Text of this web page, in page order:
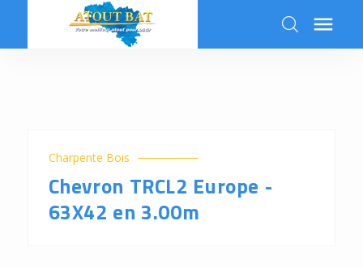
k 
Charpente Bois
Chevron TRCL2 Europe -
63X42 en 3.00m